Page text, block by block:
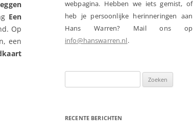
Een
Op
een
webpagina. Hebben we iets gemist, of
heb je persoonlijke herinneringen aan
Hans Warren? Mail ons op
info@hanswarren.nl.
naar:
RECENTE BERICHTEN